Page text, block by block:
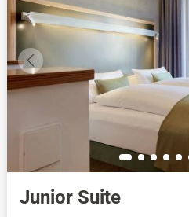
Junior Suite